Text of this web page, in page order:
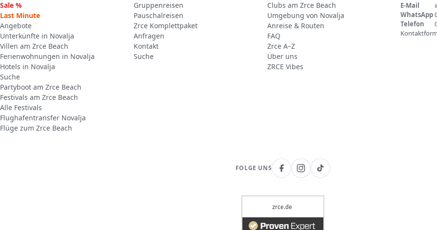
Sale %
Last Minute
Angebote
Unterkünfte in Novalja
Villen am Zrce Beach
Ferienwohnungen in Novalja
Hotels in Novalja
Suche
Partyboot am Zrce Beach
Festivals am Zrce Beach
Alle Festivals
Flughafentransfer Novalja
Flüge zum Zrce Beach
Gruppenreisen
Pauschalreisen
Zrce Komplettpaket
Anfragen
Kontakt
Suche
Clubs am Zrce Beach
Umgebung von Novalja
Anreise & Routen
FAQ
Zrce A–Z
Über uns
ZRCE Vibes
E-Mail
WhatsApp
Telefon
FOLGE UNS